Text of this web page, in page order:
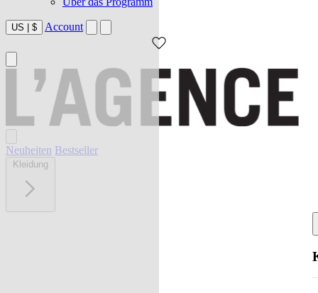
US $ Account
Neuheiten Bestseller
Kleidung